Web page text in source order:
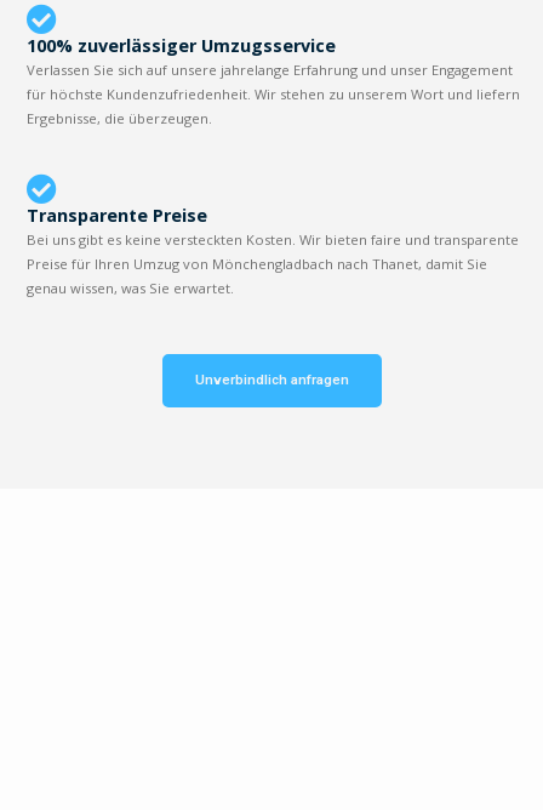
100% zuverlässiger Umzugsservice
Verlassen Sie sich auf unsere jahrelange Erfahrung und unser Engagement
für höchste Kundenzufriedenheit. Wir stehen zu unserem Wort und liefern
Ergebnisse, die überzeugen.
Transparente Preise
Bei uns gibt es keine versteckten Kosten. Wir bieten faire und transparente
Preise für Ihren Umzug von Mönchengladbach nach Thanet, damit Sie
genau wissen, was Sie erwartet.
Unverbindlich anfragen